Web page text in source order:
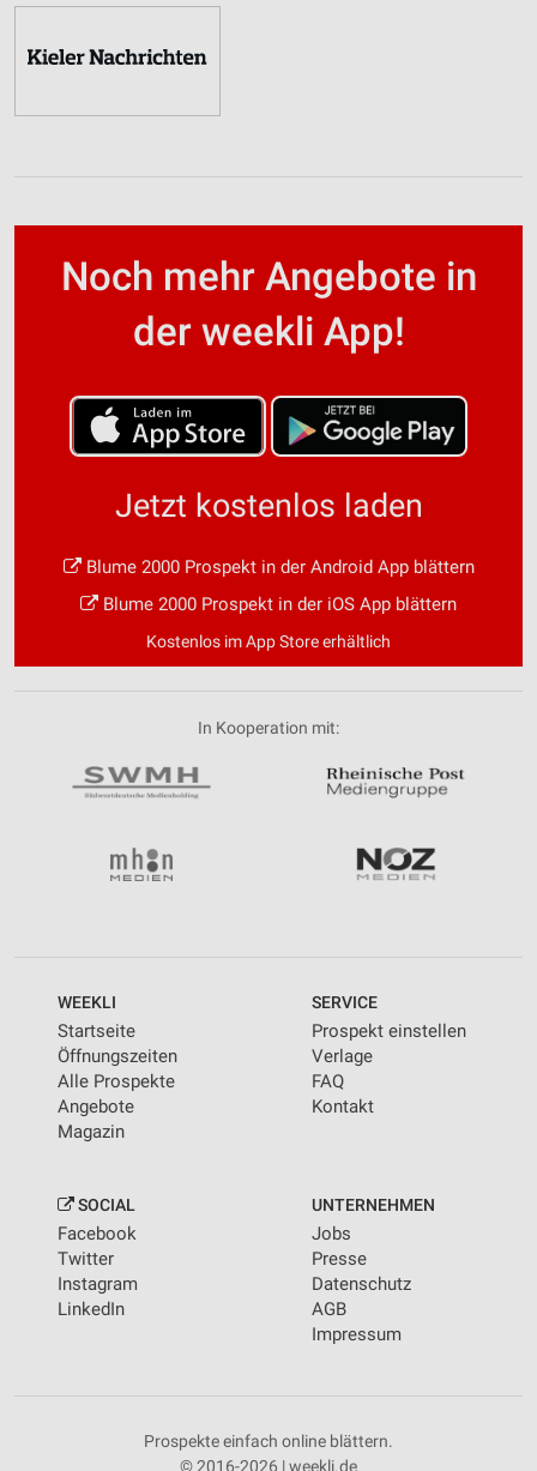
Noch mehr Angebote in
der weekli App!
Jetzt kostenlos laden
Blume 2000 Prospekt in der Android App blättern
Blume 2000 Prospekt in der iOS App blättern
Kostenlos im App Store erhältlich
In Kooperation mit:
WEEKLI
Startseite
Öffnungszeiten
Alle Prospekte
Angebote
Magazin
SERVICE
Prospekt einstellen
Verlage
FAQ
Kontakt
SOCIAL
Facebook
Twitter
Instagram
LinkedIn
UNTERNEHMEN
Jobs
Presse
Datenschutz
AGB
Impressum
Prospekte einfach online blättern.
© 2016-2026 | weekli.de